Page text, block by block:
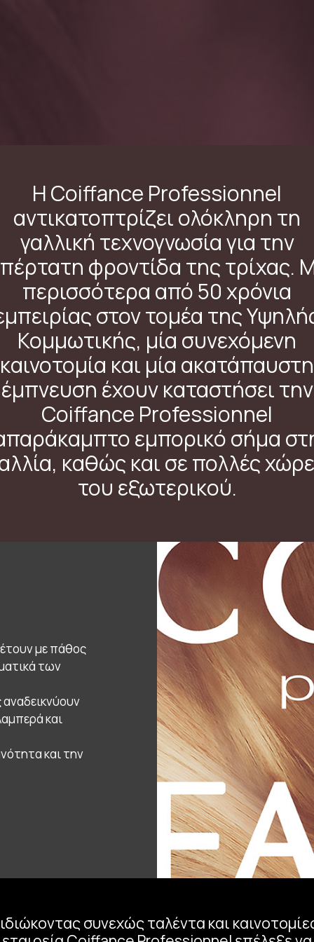
Η Coiffance Professionnel
αντικατοπτρίζει ολόκληρη τη
γαλλική τεχνογνωσία για την
φροντίδα της τρίχας.
περισσότερα από 50 χρόνια
στον τομέα της
Κομμωτικής, μία συνεχόμενη
καινοτομία και μία ακατάπαυστη
έμπνευση έχουν καταστήσει την
Coiffance Professionnel
εμπορικό σήμα
καθώς και σε πολλές
του εξωτερικού.
με πάθος
των
και
και την
συνεχώς ταλέντα και